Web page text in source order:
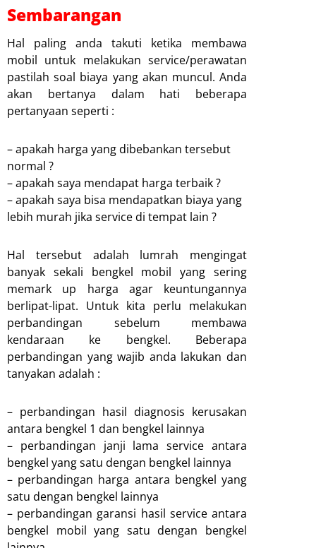
Sembarangan
Hal paling anda takuti ketika membawa
mobil untuk melakukan service/perawatan
pastilah soal biaya yang akan muncul. Anda
akan bertanya dalam hati beberapa
pertanyaan seperti :
– apakah harga yang dibebankan tersebut
normal ?
– apakah saya mendapat harga terbaik ?
– apakah saya bisa mendapatkan biaya yang
lebih murah jika service di tempat lain ?
Hal tersebut adalah lumrah mengingat
banyak sekali bengkel mobil yang sering
memark up harga agar keuntungannya
berlipat-lipat. Untuk kita perlu melakukan
perbandingan sebelum membawa
kendaraan ke bengkel. Beberapa
perbandingan yang wajib anda lakukan dan
tanyakan adalah :
– perbandingan hasil diagnosis kerusakan
antara bengkel 1 dan bengkel lainnya
– perbandingan janji lama service antara
bengkel yang satu dengan bengkel lainnya
– perbandingan harga antara bengkel yang
satu dengan bengkel lainnya
– perbandingan garansi hasil service antara
bengkel mobil yang satu dengan bengkel